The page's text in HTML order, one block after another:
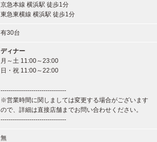
京急本線 横浜駅 徒歩1分
東急東横線 横浜駅 徒歩1分
有30台
ディナー
月～土 11:00～23:00
日・祝 11:00～22:00
--------------------------------
※営業時間に関しましては変更する場合がございます
ので、詳細は直接店舗までお問い合わせください。
--------------------------------
無